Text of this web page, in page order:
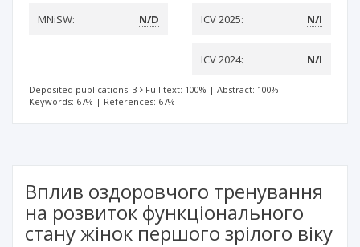
MNiSW:
N/D ICV 2025: N/I
ICV 2024: N/I
Deposited publications: 3 Full text: 100% | Abstract: 100% |
Keywords: 67% | References: 67%
Вплив оздоровчого тренування
на розвиток функціонального
стану жінок першого зрілого віку